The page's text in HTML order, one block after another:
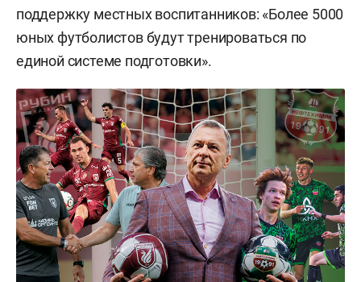
поддержку местных воспитанников: «Более 5000
юных футболистов будут тренироваться по
единой системе подготовки».